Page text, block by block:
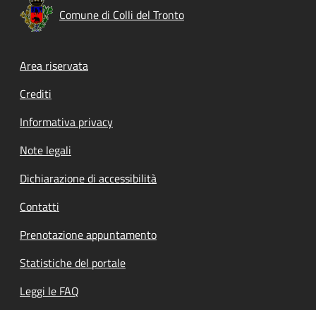
Comune di Colli del Tronto
Footer menu
Area riservata
Crediti
Informativa privacy
Note legali
Dichiarazione di accessibilità
Contatti
Prenotazione appuntamento
Statistiche del portale
Leggi le FAQ